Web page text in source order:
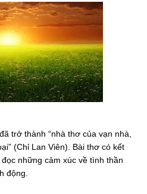
trở thành “nhà thơ của vạn nhà,
(Chỉ Lan Viên). Bài thơ có kết
những cảm xúc về tình thần
động.